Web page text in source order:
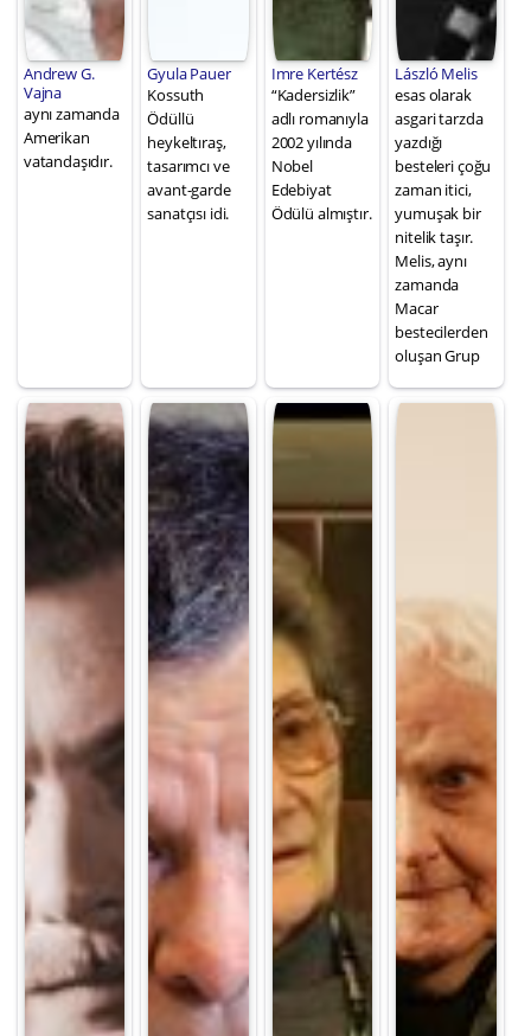
Andrew G.
Vajna
aynı zamanda
Amerikan
vatandaşıdır.
Gyula Pauer
Kossuth
Ödüllü
heykeltıraş,
tasarımcı ve
avant-garde
sanatçısı idi.
Imre Kertész
“Kadersizlik”
adlı romanıyla
2002 yılında
Nobel
Edebiyat
Ödülü almıştır.
László Melis
esas olarak
asgari tarzda
yazdığı
besteleri çoğu
zaman itici,
yumuşak bir
nitelik taşır.
Melis, aynı
zamanda
Macar
bestecilerden
oluşan Grup